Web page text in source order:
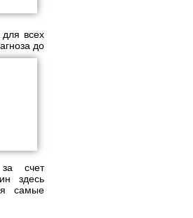
всех
до
за счет
здесь
самые